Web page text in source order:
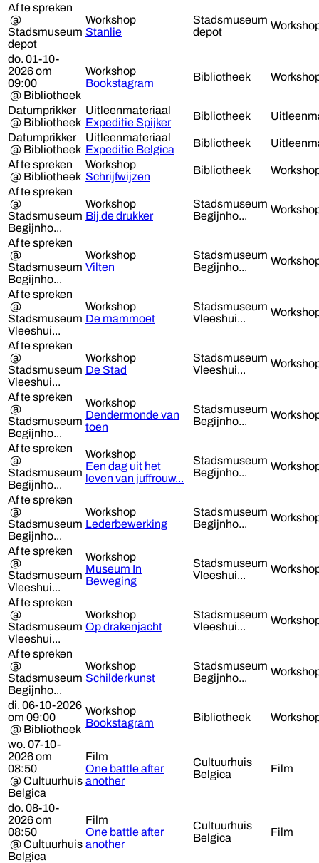
Af te spreken
@
Stadsmuseum
depot
Workshop
Stanlie
Stadsmuseum
depot
do. 01-10-
2026 om
09:00
@ Bibliotheek
Workshop
Bookstagram
Bibliotheek
Datumprikker
@ Bibliotheek
Uitleenmateriaal
Expeditie Spijker
Bibliotheek
Datumprikker
@ Bibliotheek
Uitleenmateriaal
Expeditie Belgica
Bibliotheek
Af te spreken
@ Bibliotheek
Workshop
Schrijfwijzen
Bibliotheek
Af te spreken
@
Stadsmuseum
Begijnho...
Workshop
Bij de drukker
Stadsmuseum
Begijnho...
Af te spreken
@
Stadsmuseum
Begijnho...
Workshop
Vilten
Stadsmuseum
Begijnho...
Af te spreken
@
Stadsmuseum
Vleeshui...
Workshop
De mammoet
Stadsmuseum
Vleeshui...
Af te spreken
@
Stadsmuseum
Vleeshui...
Workshop
De Stad
Stadsmuseum
Vleeshui...
Af te spreken
@
Stadsmuseum
Begijnho...
Workshop
Dendermonde van
toen
Stadsmuseum
Begijnho...
Af te spreken
@
Stadsmuseum
Begijnho...
Workshop
Een dag uit het
leven van juffrouw...
Stadsmuseum
Begijnho...
Af te spreken
@
Stadsmuseum
Begijnho...
Workshop
Lederbewerking
Stadsmuseum
Begijnho...
Af te spreken
@
Stadsmuseum
Vleeshui...
Workshop
Museum In
Beweging
Stadsmuseum
Vleeshui...
Af te spreken
@
Stadsmuseum
Vleeshui...
Workshop
Op drakenjacht
Stadsmuseum
Vleeshui...
Af te spreken
@
Stadsmuseum
Begijnho...
Workshop
Schilderkunst
Stadsmuseum
Begijnho...
di. 06-10-2026
om 09:00
@ Bibliotheek
Workshop
Bookstagram
Bibliotheek
wo. 07-10-
2026 om
08:50
@ Cultuurhuis
Belgica
Film
One battle after
another
Cultuurhuis
Belgica
Film
do. 08-10-
2026 om
08:50
@ Cultuurhuis
Belgica
Film
One battle after
another
Cultuurhuis
Belgica
Film